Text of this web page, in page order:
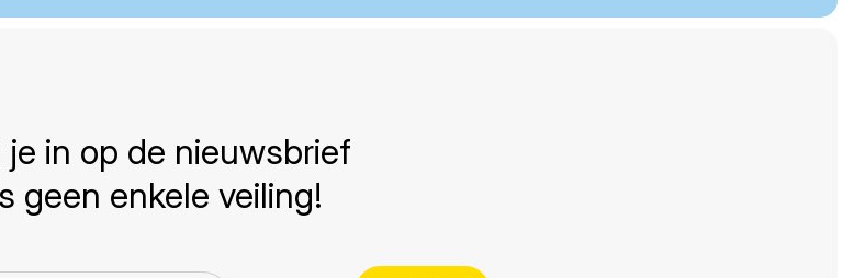
in op de nieuwsbrief
geen enkele veiling!